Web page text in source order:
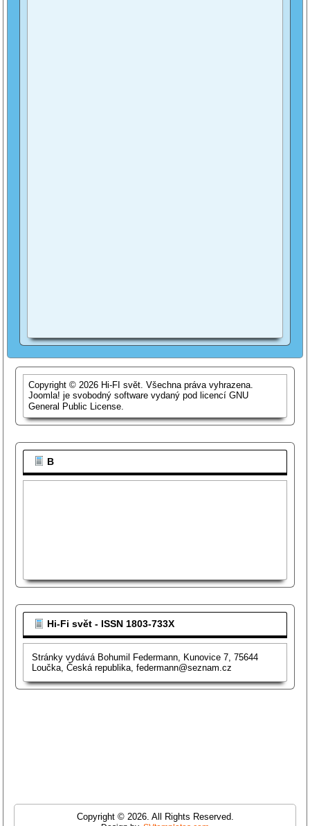
Copyright © 2026 Hi-FI svět. Všechna práva vyhrazena.
Joomla! je svobodný software vydaný pod licencíGNU
General Public License.
B
Hi-Fi svět - ISSN 1803-733X
Stránky vydává Bohumil Federmann, Kunovice 7, 75644
Loučka, Česká republika, federmann@seznam.cz
Copyright © 2026. All Rights Reserved.